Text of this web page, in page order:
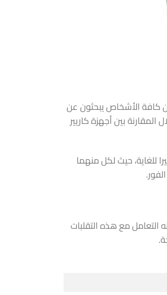
أن كافة الأشخاص يبحثون عن
بين أجهزة كاريير
للغاية، حيث لكل منهما
مع هذه التقلبات